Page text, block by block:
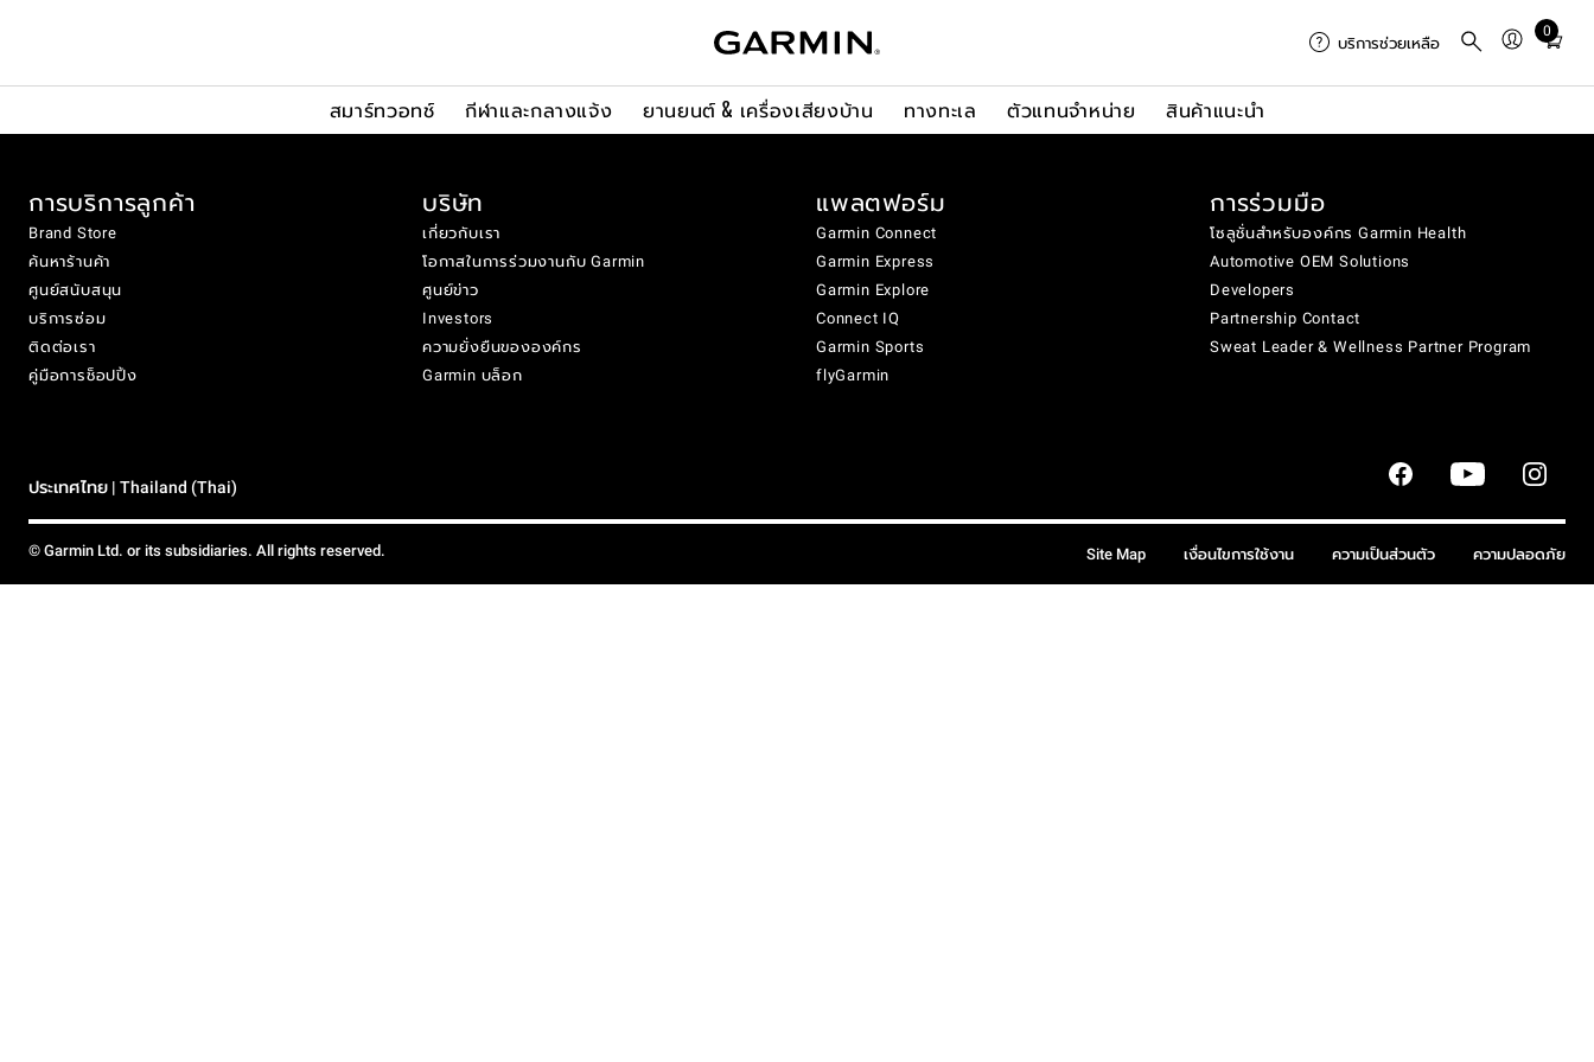
สมาร์ทวอทช์ กีฬาและกลางแจ้ง ยานยนต์ & เครื่องเสียงบ้าน ทางทะเล ตัวแทนจำหน่าย สินค้าแนะนำ
บริการช่วยเหลือ
0
Total
in
การบริการลูกค้า
Brand Store
ค้นหาร้านค้า
ศูนย์สนับสนุน
บริการซ่อม
ติดต่อเรา
คู่มือการช็อปปิ้ง
บริษัท
เกี่ยวกับเรา
โอกาสในการร่วมงานกับ Garmin
ศูนย์ข่าว
Investors
ความยั่งยืนขององค์กร
Garmin บล็อก
แพลตฟอร์ม
Garmin Connect
Garmin Express
Garmin Explore
Connect IQ
Garmin Sports
flyGarmin
การร่วมมือ
โซลูชั่นสำหรับองค์กร Garmin Health
Automotive OEM Solutions
Developers
Partnership Contact
Sweat Leader & Wellness Partner Program
ประเทศไทย | Thailand (Thai)
© Garmin Ltd. or its subsidiaries. All rights reserved. Site Map เงื่อนไขการใช้งาน ความเป็นส่วนตัว ความปลอดภัย